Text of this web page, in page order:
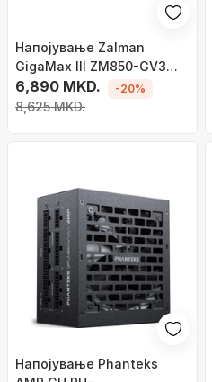
Напојување Zalman
GigaMax III ZM850-GV3
ATX 3.0, 850W
6,890 MKD.
8,625 MKD.
-20%
Напојување Phanteks